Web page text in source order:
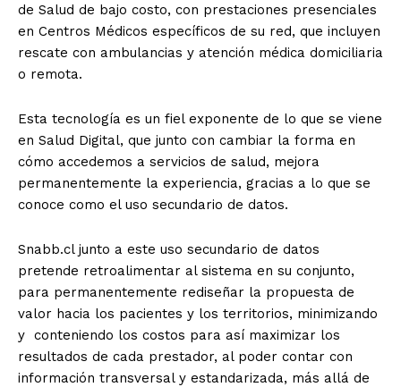
de Salud de bajo costo, con prestaciones presenciales
en Centros Médicos específicos de su red, que incluyen
rescate con ambulancias y atención médica domiciliaria
o remota.
Esta tecnología es un fiel exponente de lo que se viene
en Salud Digital, que junto con cambiar la forma en
cómo accedemos a servicios de salud, mejora
permanentemente la experiencia, gracias a lo que se
conoce como el uso secundario de datos.
Snabb.cl junto a este uso secundario de datos
pretende retroalimentar al sistema en su conjunto,
para permanentemente rediseñar la propuesta de
valor hacia los pacientes y los territorios, minimizando
y conteniendo los costos para así maximizar los
resultados de cada prestador, al poder contar con
información transversal y estandarizada, más allá de